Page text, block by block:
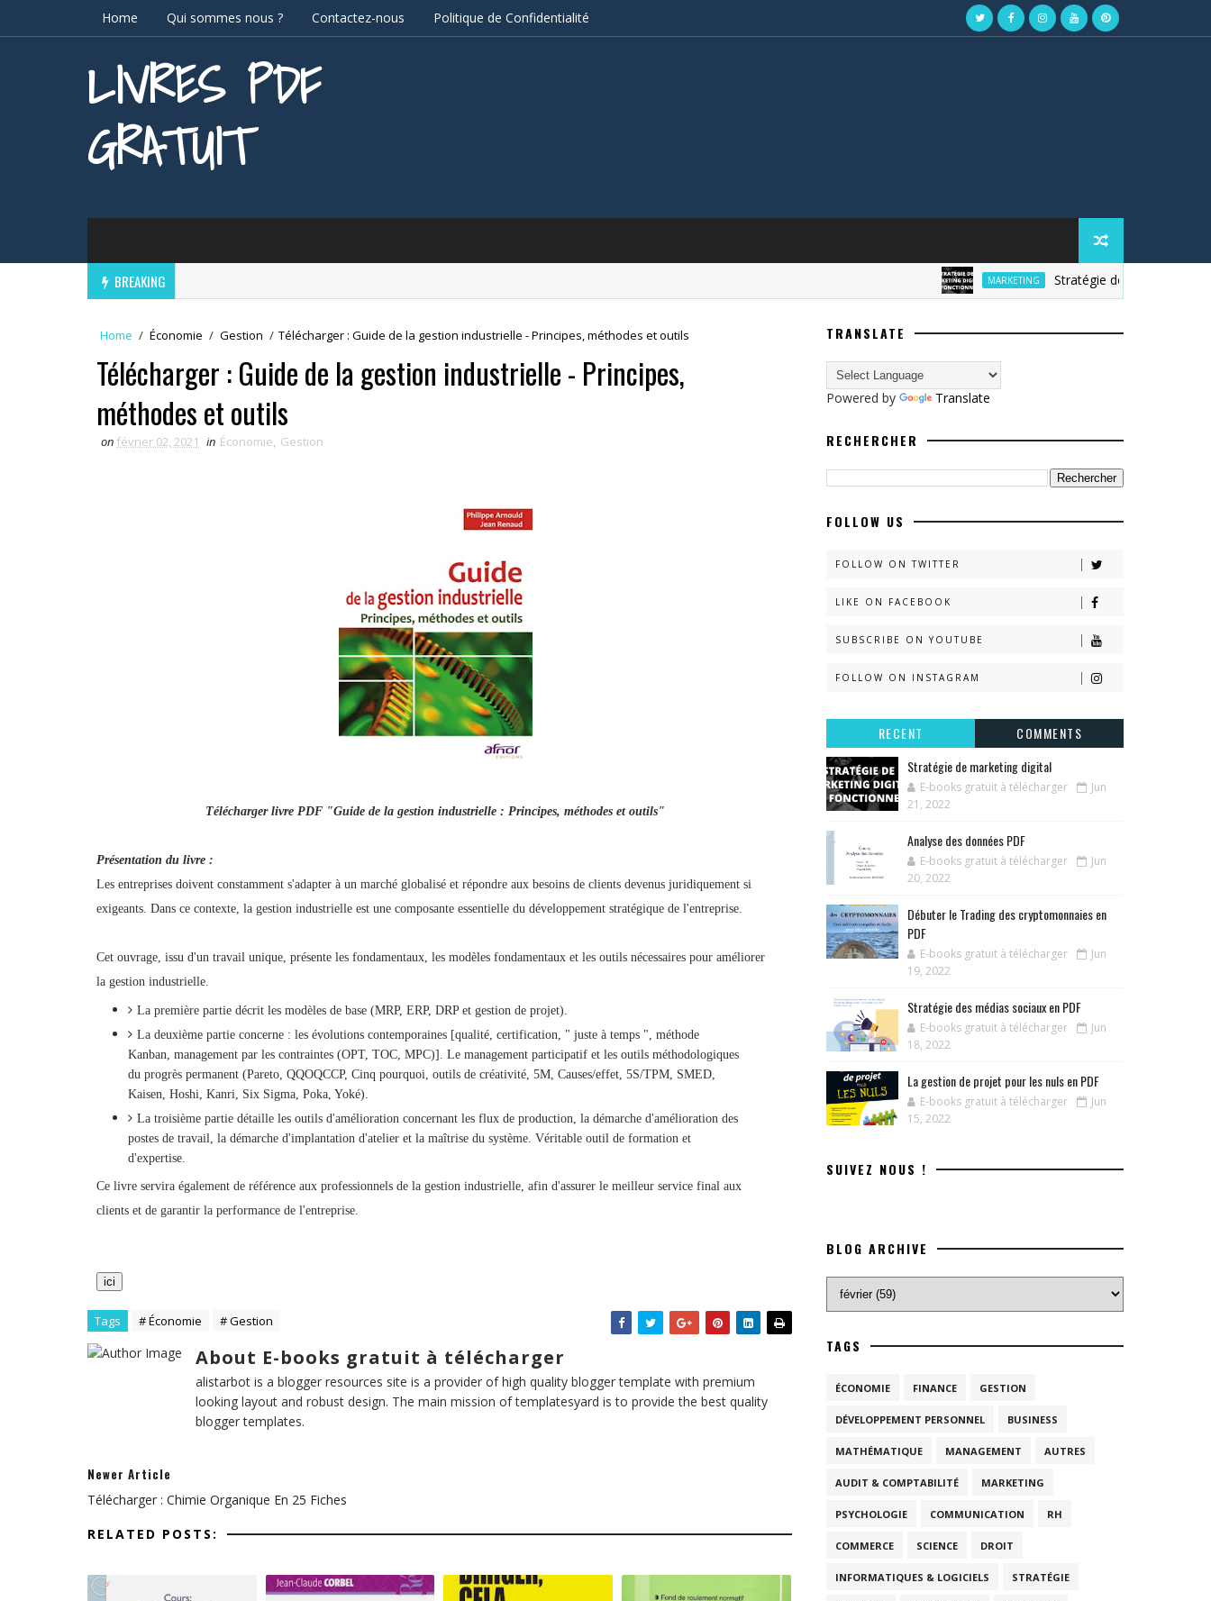
Home Qui sommes nous ? Contactez-nous Politique de Confidentialité
LIVRES PDF
GRATUIT
BREAKING MARKETING Stratégie de marketing digital
Home / Économie / Gestion / Télécharger : Guide de la gestion industrielle - Principes, méthodes et outils
Télécharger : Guide de la gestion industrielle - Principes,
méthodes et outils
on février 02, 2021 in Économie, Gestion
Télécharger livre PDF "Guide de la gestion industrielle : Principes, méthodes et outils"
Présentation du livre :
Les entreprises doivent constamment s'adapter à un marché globalisé et répondre aux besoins de clients devenus juridiquement si
exigeants. Dans ce contexte, la gestion industrielle est une composante essentielle du développement stratégique de l'entreprise.
Cet ouvrage, issu d'un travail unique, présente les fondamentaux, les modèles fondamentaux et les outils nécessaires pour améliorer
la gestion industrielle.
La première partie décrit les modèles de base (MRP, ERP, DRP et gestion de projet).
La deuxième partie concerne : les évolutions contemporaines [qualité, certification, " juste à temps ", méthode
Kanban, management par les contraintes (OPT, TOC, MPC)]. Le management participatif et les outils méthodologiques
du progrès permanent (Pareto, QQOQCCP, Cinq pourquoi, outils de créativité, 5M, Causes/effet, 5S/TPM, SMED,
Kaisen, Hoshi, Kanri, Six Sigma, Poka, Yoké).
La troisième partie détaille les outils d'amélioration concernant les flux de production, la démarche d'amélioration des
postes de travail, la démarche d'implantation d'atelier et la maîtrise du système. Véritable outil de formation et
d'expertise.
Ce livre servira également de référence aux professionnels de la gestion industrielle, afin d'assurer le meilleur service final aux
clients et de garantir la performance de l'entreprise.
ici
Tags # Économie # Gestion
About E-books gratuit à télécharger
alistarbot is a blogger resources site is a provider of high quality blogger template with premium
looking layout and robust design. The main mission of templatesyard is to provide the best quality
blogger templates.
Newer Article
Télécharger : Chimie Organique En 25 Fiches
RELATED POSTS:
TRANSLATE
Powered by Translate
RECHERCHER
FOLLOW US
FOLLOW ON TWITTER
LIKE ON FACEBOOK
SUBSCRIBE ON YOUTUBE
FOLLOW ON INSTAGRAM
RECENT
COMMENTS
Stratégie de marketing digital
E-books gratuit à télécharger
Jun
21, 2022
Analyse des données PDF
E-books gratuit à télécharger
Jun
20, 2022
Débuter le Trading des cryptomonnaies en
PDF
E-books gratuit à télécharger
Jun
19, 2022
Stratégie des médias sociaux en PDF
E-books gratuit à télécharger
Jun
18, 2022
La gestion de projet pour les nuls en PDF
E-books gratuit à télécharger
Jun
15, 2022
SUIVEZ NOUS !
BLOG ARCHIVE
TAGS
ÉCONOMIE FINANCE GESTION
DÉVELOPPEMENT PERSONNEL BUSINESS
MATHÉMATIQUE MANAGEMENT AUTRES
AUDIT & COMPTABILITÉ MARKETING
PSYCHOLOGIE COMMUNICATION RH
COMMERCE SCIENCE DROIT
INFORMATIQUES & LOGICIELS STRATÉGIE